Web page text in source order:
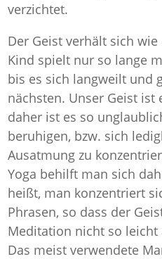
verzichtet.
Der Geist verhält sich
Kind spielt nur so lange
bis es sich langweilt und
nächsten. Unser Geist ist
daher ist es so
beruhigen, bzw. sich
Ausatmung zu
Yoga behilft man sich
heißt, man konzentriert
Phrasen, so dass der
Meditation nicht so leicht
Das meist verwendete